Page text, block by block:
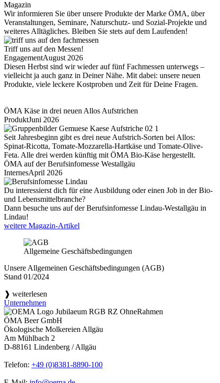
Magazin
Wir informieren Sie über unsere Produkte der Marke ÖMA, über
Veranstaltungen, Seminare, Naturschutz- und Sozial-Projekte und
weiteres Alltägliches. Bleiben Sie stets auf dem Laufenden!
Triff uns auf den Messen!
EngagementAugust 2026
Diesen Herbst sind wir wieder auf fünf Fachmessen unterwegs –
vielleicht ja auch ganz in Deiner Nähe. Mit dabei: unsere neuen
Produkte, viele leckere Kostproben und Zeit für Deine Fragen.
ÖMA Käse in drei neuen Allos Aufstrichen
ProduktJuni 2026
Seit Jahresbeginn gibt es drei neue Aufstrich-Sorten bei Allos:
Spinat-Ricotta, Tomate-Mozzarella-Hartkäse und Tomate-Olive-
Feta. Alle drei werden künftig mit ÖMA Bio-Käse hergestellt.
ÖMA auf der Berufsinfomesse Westallgäu
InternesApril 2026
Du interessierst dich für eine Ausbildung oder einen Job in der Bio-
und Lebensmittelbranche?
Dann besuche uns auf der Berufsinfomesse Lindau-Westallgäu in
Lindau!
weitere Magazin-Artikel
Allgemeine Geschäftsbedingungen
Unsere Allgemeinen Geschäftsbedingungen (AGB)
Stand 01/2024
❱ weiterlesen
Unternehmen
ÖMA Beer GmbH
Ökologische Molkereien Allgäu
Am Mühlbach 2
D-88161 Lindenberg / Allgäu
Telefon: +49 (0)8381-8890-100